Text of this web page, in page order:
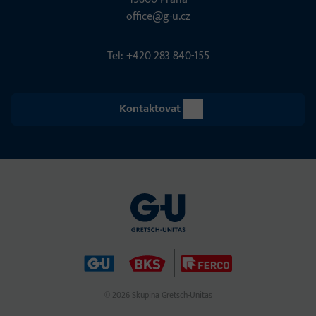
office@g-u.cz
Tel: +420 283 840-155
Kontaktovat
© 2026 Skupina Gretsch-Unitas